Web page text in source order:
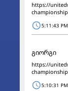
https://
5:11:43
გიორგი
https://
5:10:31